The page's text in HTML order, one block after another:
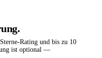
Rating und bis zu 10
ist optional —